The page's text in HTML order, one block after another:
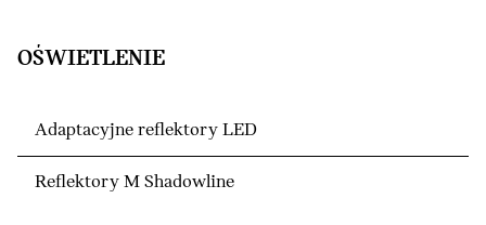
OŚWIETLENIE
Adaptacyjne reflektory LED
Reflektory M Shadowline